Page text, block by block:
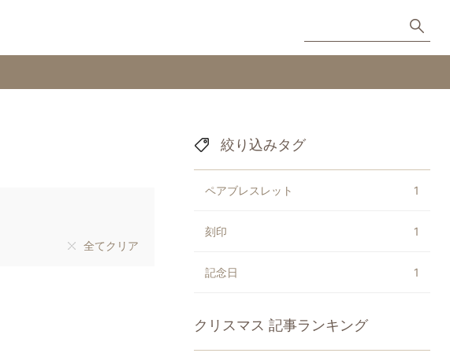
全てクリア
絞り込みタグ
ペアブレスレット 1
刻印 1
記念日 1
クリスマス 記事ランキング